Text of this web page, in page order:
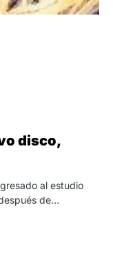
disco,
al estudio
de…